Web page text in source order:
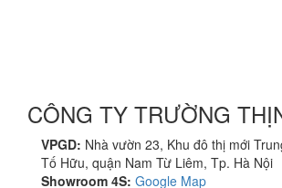
CÔNG TY TRƯỜNG
VPGD: Nhà vườn 23, Khu đô thị mới
Tố Hữu, quận Nam Từ Liêm, Tp. Hà Nội
Showroom 4S: Google Map